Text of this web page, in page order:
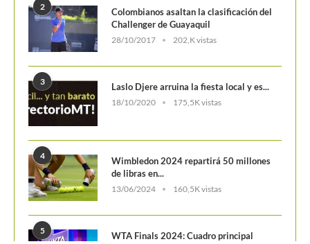
2
Colombianos asaltan la clasificación del
Challenger de Guayaquil
28/10/2017 202,K vistas
3 Laslo Djere arruina la fiesta local y es...
18/10/2020 175,5K vistas
4
Wimbledon 2024 repartirá 50 millones
de libras en...
13/06/2024 160,5K vistas
5 WTA Finals 2024: Cuadro principal